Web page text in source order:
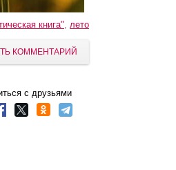
книга", лето
КОММЕНТАРИЙ
с друзьями